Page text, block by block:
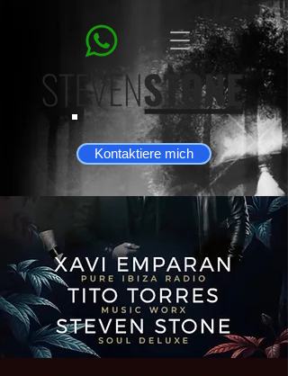
Kontaktiere mich